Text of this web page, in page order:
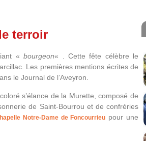
terroir
«bourgeon« . Cette fête célèbre le
Les premières mentions écrites de
le Journal de l’Aveyron.
s’élance de la Murette, composé de
de Saint-Bourrou et de confréries
Notre-Dame de Foncourrieu pour une